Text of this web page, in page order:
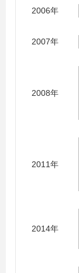
2006年
2007年
2008年
2011年
2014年